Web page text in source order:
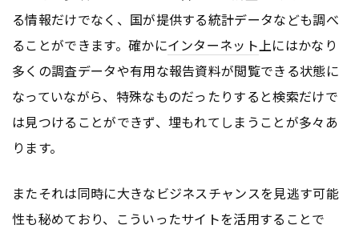
る情報だけでなく、国が提供する統計データなども調べ
ることができます。確かにインターネット 上にはかなり
多くの調査データや有用な報告資料が閲覧できる状態に
なっていながら、特殊なものだったりすると検索だけで
は見つけることができず、埋もれてしまうことが多々あ
ります。
またそれは同時に大きなビジネスチャンスを見逃す可能
性も秘めており、こういったサイトを活用することで